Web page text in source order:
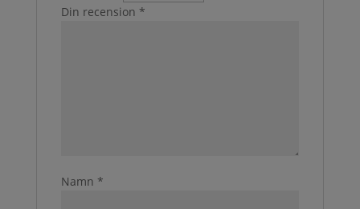
Din recension *
Namn *